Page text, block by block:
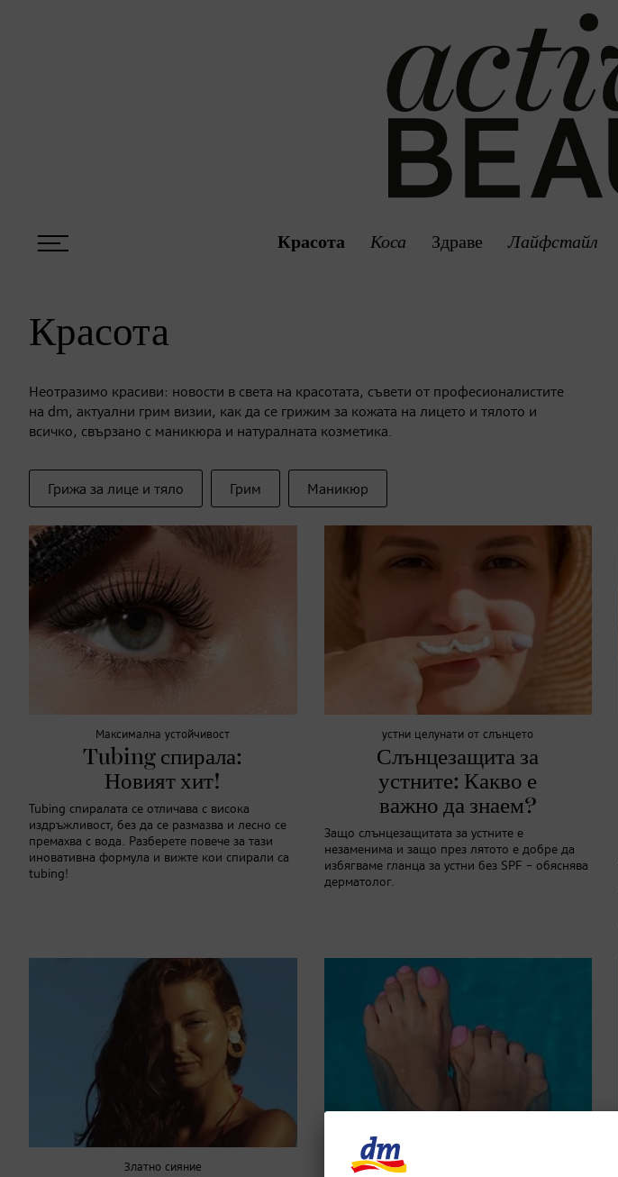
Красота Коса Здраве Лайфстайл
Красота
Неотразимо красиви: новости в света на красотата, съвети от професионалистите
на dm, актуални грим визии, как да се грижим за кожата на лицето и тялото и
всичко, свързано с маникюра и натуралната козметика.
Грижа за лице и тяло Грим Маникюр
Максимална устойчивост
Tubing спирала:
Новият хит!
Tubing спиралата се отличава с висока
издръжливост, без да се размазва и лесно се
премахва с вода. Разберете повече за тази
иновативна формула и вижте кои спирали са
tubing!
устни целунати от слънцето
Слънцезащита за
устните: Какво е
важно да знаем?
Защо слънцезащитата за устните е
незаменима и защо през лятото е добре да
избягваме гланца за устни без SPF – обяснява
дерматолог.
Златно сияние